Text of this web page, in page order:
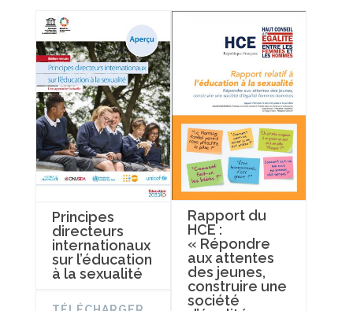
Principes
directeurs
internationaux
sur l’éducation
à la sexualité
Rapport du
HCE :
« Répondre
aux attentes
des jeunes,
construire une
société